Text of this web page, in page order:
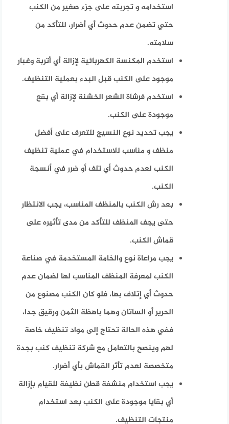
استخدامه و تجربته على جزء صغير من الكنب
حتي تضمن عدم حدوث أي أضرار، للتأكد من
سلامته.
استخدم المكنسة الكهربائية لإزالة أي أتربة وغبار
موجود على الكنب قبل البدء بعملية التنظيف.
استخدم فرشاة الشعر الخشنة لإزالة أي بقع
موجودة على الكنب.
يجب تحديد نوع النسيج للتعرف على أفضل
منظف و مناسب للاستخدام في عملية تنظيف
الكنب لعدم حدوث أي تلف أو ضرر في أنسجة
الكنب.
بعد رش الكنب بالمنظف المناسب، يجب الانتظار
حتى يجف المنظف للتأكد من مدى تأثيره على
قماش الكنب.
يجب مراعاة نوع والخامة المستخدمة في صناعة
الكنب لمعرفة المنظف المناسب لها لضمان عدم
حدوث أي إتلاف بها، فلو كان الكنب مصنوع من
الحرير أو الساتان وهما باهظة الثمن ورقيق جدا،
ففي هذه الحالة تحتاج إلى مواد تنظيف خاصة
لهم وينصح بالتعامل مع شركة تنظيف كنب بجدة
متخصصة لعدم تأثر القماش بأي أضرار.
يجب استخدام منشفة قطن نظيفة للقيام بإزالة
أي بقايا موجودة على الكنب بعد استخدام
منتجات التنظيف.